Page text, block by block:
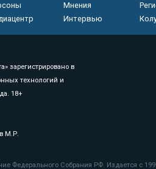
Мнения
Интервью
зарегистрировано в
технологий и
18+
М.Р.
Федерального Собрания РФ. Издается с